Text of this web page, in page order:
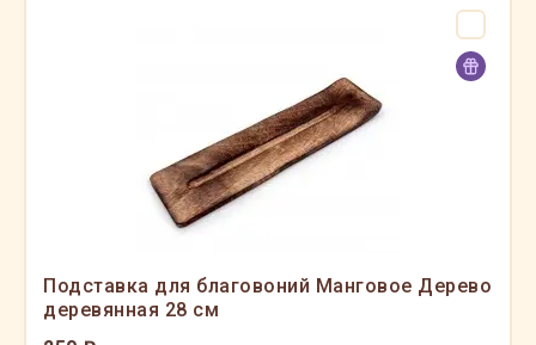
Подставка для благовоний Манговое Дерево
деревянная 28 см